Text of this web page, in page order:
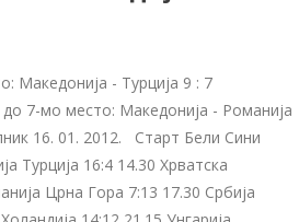
Македонија - Турција 9 : 7
7-мо место: Македонија - Романија
16. 01. 2012. Старт Бели Сини
Турција 16:4 14.30 Хрватска
Црна Гора 7:13 17.30 Србија